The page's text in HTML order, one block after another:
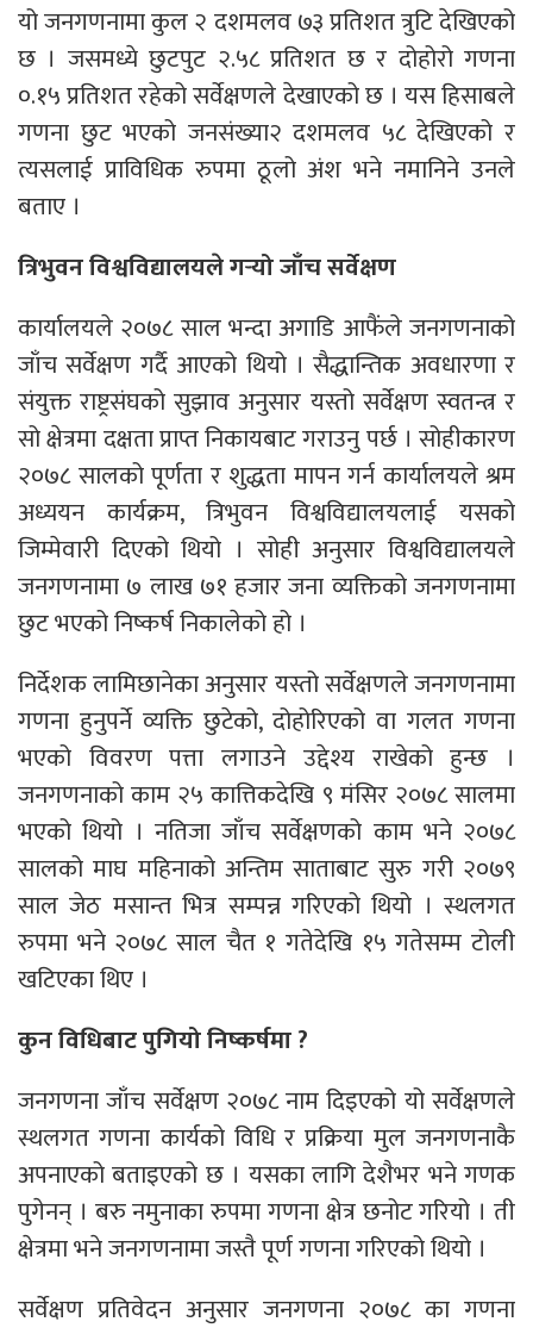
यो जनगणनामा कुल २ दशमलव ७३ प्रतिशत त्रुटि देखिएको
छ । जसमध्ये छुटपुट २.५८ प्रतिशत छ र दोहोरो गणना
०.१५ प्रतिशत रहेको सर्वेक्षणले देखाएको छ । यस हिसाबले
गणना छुट भएको जनसंख्या२ दशमलव ५८ देखिएको र
त्यसलाई प्राविधिक रुपमा ठूलो अंश भने नमानिने उनले
बताए ।
त्रिभुवन विश्वविद्यालयले गर्‍यो जाँच सर्वेक्षण
कार्यालयले २०७८ साल भन्दा अगाडि आफैंले जनगणनाको
जाँच सर्वेक्षण गर्दै आएको थियो । सैद्धान्तिक अवधारणा र
संयुक्त राष्ट्रसंघको सुझाव अनुसार यस्तो सर्वेक्षण स्वतन्त्र र
सो क्षेत्रमा दक्षता प्राप्त निकायबाट गराउनु पर्छ । सोहीकारण
२०७८ सालको पूर्णता र शुद्धता मापन गर्न कार्यालयले श्रम
अध्ययन कार्यक्रम, त्रिभुवन विश्वविद्यालयलाई यसको
जिम्मेवारी दिएको थियो । सोही अनुसार विश्वविद्यालयले
जनगणनामा ७ लाख ७१ हजार जना व्यक्तिको जनगणनामा
छुट भएको निष्कर्ष निकालेको हो ।
निर्देशक लामिछानेका अनुसार यस्तो सर्वेक्षणले जनगणनामा
गणना हुनुपर्ने व्यक्ति छुटेको, दोहोरिएको वा गलत गणना
भएको विवरण पत्ता लगाउने उद्देश्य राखेको हुन्छ ।
जनगणनाको काम २५ कात्तिकदेखि ९ मंसिर २०७८ सालमा
भएको थियो । नतिजा जाँच सर्वेक्षणको काम भने २०७८
सालको माघ महिनाको अन्तिम साताबाट सुरु गरी २०७९
साल जेठ मसान्त भित्र सम्पन्न गरिएको थियो । स्थलगत
रुपमा भने २०७८ साल चैत १ गतेदेखि १५ गतेसम्म टोली
खटिएका थिए ।
कुन विधिबाट पुगियो निष्कर्षमा ?
जनगणना जाँच सर्वेक्षण २०७८ नाम दिइएको यो सर्वेक्षणले
स्थलगत गणना कार्यको विधि र प्रक्रिया मुल जनगणनाकै
अपनाएको बताइएको छ । यसका लागि देशैभर भने गणक
पुगेनन् । बरु नमुनाका रुपमा गणना क्षेत्र छनोट गरियो । ती
क्षेत्रमा भने जनगणनामा जस्तै पूर्ण गणना गरिएको थियो ।
सर्वेक्षण प्रतिवेदन अनुसार जनगणना २०७८ का गणना